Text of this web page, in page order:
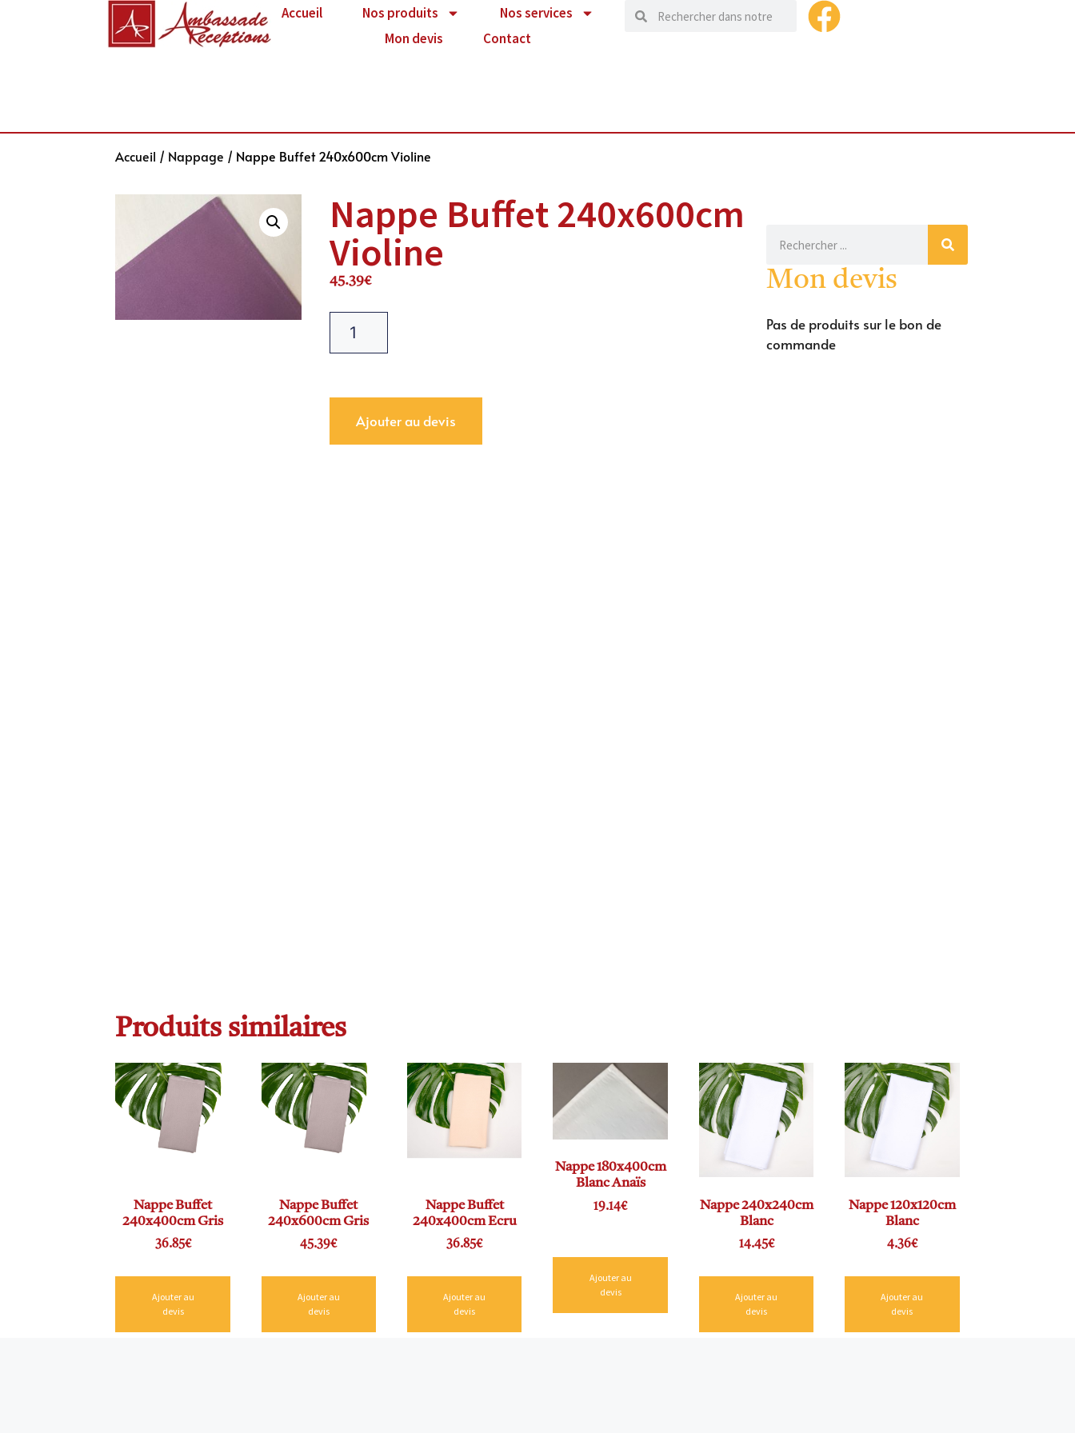
Accueil Nos produits
Nos services
Mon devis
Contact
Accueil / Nappage / Nappe Buffet 240x600cm Violine
Nappe Buffet 240x600cm
Violine
45.39€
Ajouter au devis
Mon devis
Pas de produits sur le bon de
commande
Produits similaires
Nappe Buffet
240x400cm Gris
36.85€
Ajouter au
devis
Nappe Buffet
240x600cm Gris
45.39€
Ajouter au
devis
Nappe Buffet
240x400cm Ecru
36.85€
Ajouter au
devis
Nappe 180x400cm
Blanc Anaïs
19.14€
Ajouter au
devis
Nappe 240x240cm
Blanc
14.45€
Ajouter au
devis
Nappe 120x120cm
Blanc
4.36€
Ajouter au
devis